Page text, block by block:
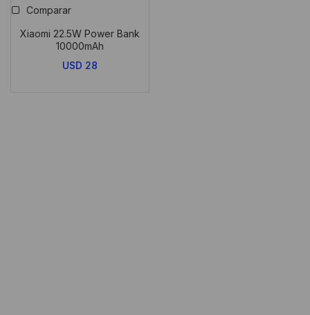
Comparar
Xiaomi 22.5W Power Bank
10000mAh
USD 28